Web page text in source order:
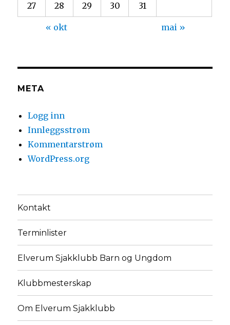
27 28 29 30 31
« okt mai »
META
Logg inn
Innleggsstrøm
Kommentarstrøm
WordPress.org
Kontakt
Terminlister
Elverum Sjakklubb Barn og Ungdom
Klubbmesterskap
Om Elverum Sjakklubb